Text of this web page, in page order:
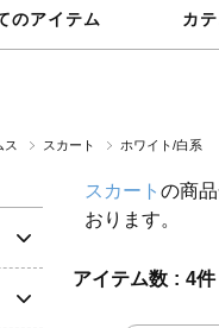
のアイテム カ
ス スカート ホワイト/白系
スカート の商
おります。
アイテム数 4件